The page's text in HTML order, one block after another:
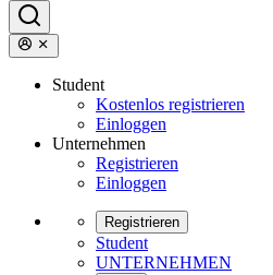
Student
Kostenlos registrieren
Einloggen
Unternehmen
Registrieren
Einloggen
Registrieren
Student
UNTERNEHMEN